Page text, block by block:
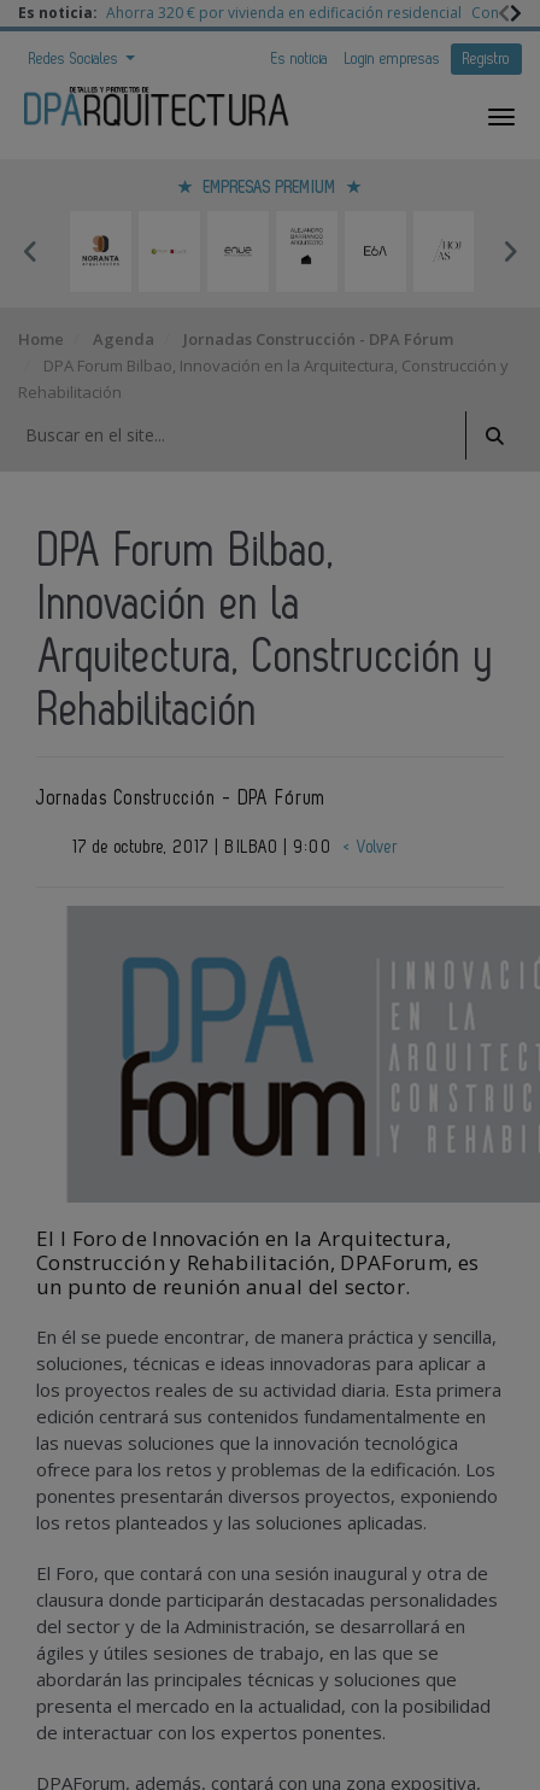
Es noticia: Ahorra 320 € por vivienda en edificación residencial
Redes Sociales Es noticia Login empresas Registro
EMPRESAS PREMIUM
Home Agenda
Jornadas Construcción - DPA Fórum
DPA Forum Bilbao, Innovación en la Arquitectura, Construcción y
Rehabilitación
DPA Forum Bilbao,
Innovación en la
Arquitectura, Construcción y
Rehabilitación
Jornadas Construcción - DPA Fórum
17 de octubre, 2017 | BILBAO | 9:00 < Volver
El I Foro de Innovación en la Arquitectura,
Construcción y Rehabilitación, DPAForum, es
un punto de reunión anual del sector.
En él se puede encontrar, de manera práctica y sencilla,
soluciones, técnicas e ideas innovadoras para aplicar a
los proyectos reales de su actividad diaria. Esta primera
edición centrará sus contenidos fundamentalmente en
las nuevas soluciones que la innovación tecnológica
ofrece para los retos y problemas de la edificación. Los
ponentes presentarán diversos proyectos, exponiendo
los retos planteados y las soluciones aplicadas.
El Foro, que contará con una sesión inaugural y otra de
clausura donde participarán destacadas personalidades
del sector y de la Administración, se desarrollará en
ágiles y útiles sesiones de trabajo, en las que se
abordarán las principales técnicas y soluciones que
presenta el mercado en la actualidad, con la posibilidad
de interactuar con los expertos ponentes.
DPAForum, además, contará con una zona expositiva,